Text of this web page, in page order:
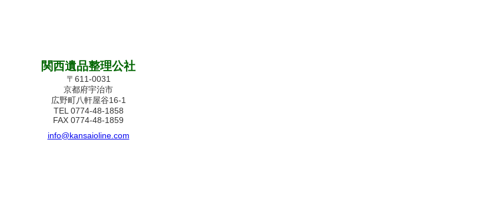
関西遺品整理公社
〒611-0031
京都府宇治市
広野町八軒屋谷16-1
TEL 0774-48-1858
FAX 0774-48-1859
info@kansaioline.com